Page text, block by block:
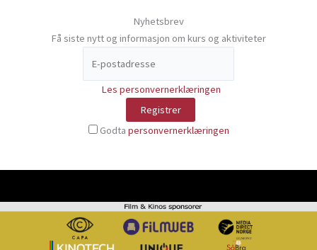
Nyhetsbrev
Få siste nytt og informasjon om kurs og aktiviteter
Les personvernerklæringen
Godta personvernerklæringen